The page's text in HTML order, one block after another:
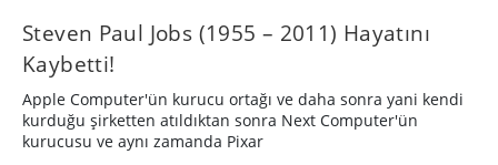
Steven Paul Jobs (1955 – 2011) Hayatını
Kaybetti!
Apple Computer'ün kurucu ortağı ve daha sonra yani kendi
kurduğu şirketten atıldıktan sonra Next Computer'ün
kurucusu ve aynı zamanda Pixar